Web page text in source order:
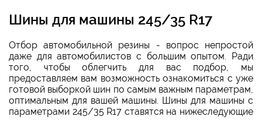
Шины для машины 245/35 R17
Отбор автомобильной резины - вопрос непростой
даже для автомобилистов с большим опытом. Ради
того, чтобы облегчить для вас подбор, мы
предоставляем вам возможность ознакомиться с уже
готовой выборкой шин по самым важным параметрам,
оптимальным для вашей машины. Шины для машины с
параметрами 245/35 R17 ставятся на нижеследующие